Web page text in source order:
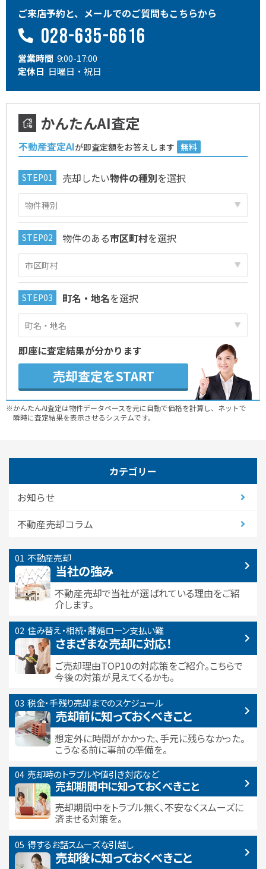
ご来店予約と、メールでのご質問もこちらから
028-635-6616
営業時間 9:00-17:00
定休日 日曜日・祝日
かんたんAI査定
不動産査定AIが即査定額をお答えします 無料
売却したい物件の種別を選択
物件のある市区町村を選択
町名・地名を選択
即座に査定結果が分かります
売却査定をSTART
※かんたんAI査定は物件データベースを元に自動で価格を計算し、ネットで
瞬時に査定結果を表示させるシステムです。
カテゴリー
お知らせ
不動産売却コラム
不動産売却
当社の強み
不動産売却で当社が選ばれている理由をご紹
介します。
住み替え・相続・離婚ローン支払い難
さまざまな売却に対応！
ご売却理由TOP10の対応策をご紹介。こちらで
今後の対策が見えてくるかも。
税金・手残り売却までのスケジュール
売却前に知っておくべきこと
想定外に時間がかかった、手元に残らなかった。
こうなる前に事前の準備を。
売却時のトラブルや値引き対応など
売却期間中に知っておくべきこと
売却期間中をトラブル無く、不安なくスムーズに
済ませる対策を。
得するお話スムーズな引越し
売却後に知っておくべきこと